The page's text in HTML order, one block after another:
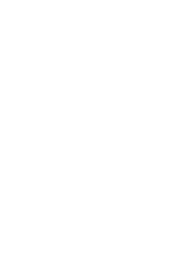
本